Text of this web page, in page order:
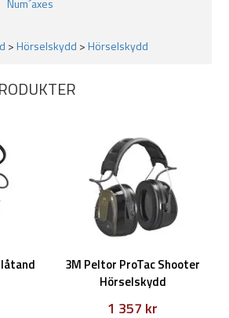
utomhus, tyst läge
Num´axes
>Hörselskydd >Hörselskydd
3M Peltor ProTac Shooter
Hörselskydd
1 357 kr